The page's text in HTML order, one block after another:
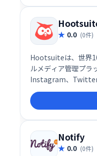
0.0 (0件)
Hootsuiteは、世界
ルメディア管理プラ
Instagram、Twitter
運用でき、チーム
境でソーシャルメデ
ジメントを高め、
イスや部門に対応し
ーケティングを実現
Notify
0.0 (0件)